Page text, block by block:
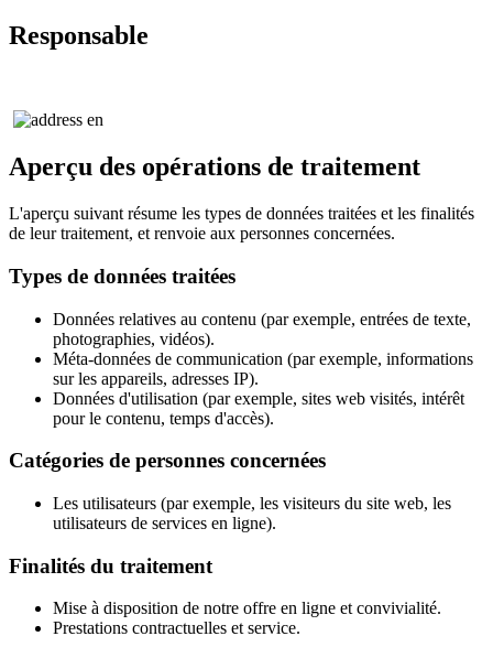
Responsable
Aperçu des opérations de traitement
L'aperçu suivant résume les types de données traitées et les finalités
de leur traitement, et renvoie aux personnes concernées.
Types de données traitées
Données relatives au contenu (par exemple, entrées de texte,
photographies, vidéos).
Méta-données de communication (par exemple, informations
sur les appareils, adresses IP).
Données d'utilisation (par exemple, sites web visités, intérêt
pour le contenu, temps d'accès).
Catégories de personnes concernées
Les utilisateurs (par exemple, les visiteurs du site web, les
utilisateurs de services en ligne).
Finalités du traitement
Mise à disposition de notre offre en ligne et convivialité.
Prestations contractuelles et service.